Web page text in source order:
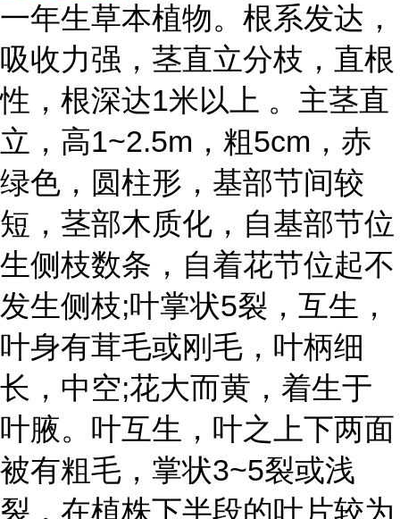
一年生草本植物。根系发达，
吸收力强，茎直立分枝，直根
性，根深达1米以上 。主茎直
立，高1~2.5m，粗5cm，赤
绿色，圆柱形，基部节间较
短，茎部木质化，自基部节位
生侧枝数条，自着花节位起不
发生侧枝;叶掌状5裂，互生，
叶身有茸毛或刚毛，叶柄细
长，中空;花大而黄，着生于
叶腋。叶互生，叶之上下两面
被有粗毛，掌状3~5裂或浅
裂，在植株下半段的叶片较为